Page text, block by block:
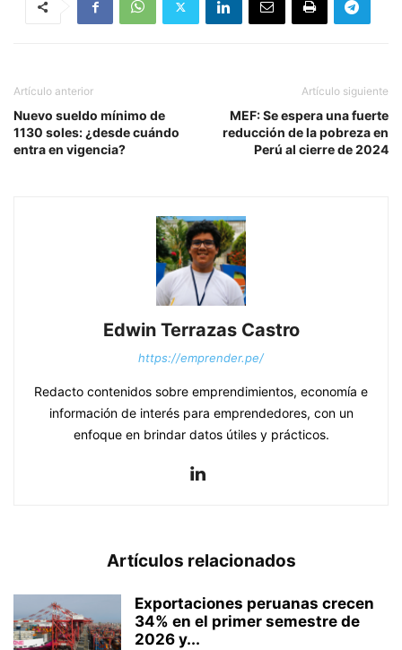
Artículo anterior
Nuevo sueldo mínimo de
1130 soles: ¿desde cuándo
entra en vigencia?
Artículo siguiente
MEF: Se espera una fuerte
reducción de la pobreza en
Perú al cierre de 2024
Edwin Terrazas Castro
https://emprender.pe/
Redacto contenidos sobre emprendimientos, economía e
información de interés para emprendedores, con un
enfoque en brindar datos útiles y prácticos.
Artículos relacionados
Exportaciones peruanas crecen
34% en el primer semestre de
2026 y...